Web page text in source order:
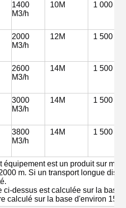
1400
M3/h
10M 1 000 m
2000
M3/h
12M 1 500 m
2600
M3/h
14M 1 500 m
3000
M3/h
14M 1 500 m
3800
M3/h
14M 1 500 m
équipement est un produit sur
m. Si un transport longue
ci-dessus est calculée sur la
calculé sur la base d'environ 15%